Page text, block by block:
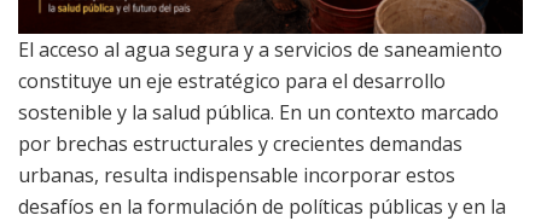
El acceso al agua segura y a servicios de saneamiento
constituye un eje estratégico para el desarrollo
sostenible y la salud pública. En un contexto marcado
por brechas estructurales y crecientes demandas
urbanas, resulta indispensable incorporar estos
desafíos en la formulación de políticas públicas y en la